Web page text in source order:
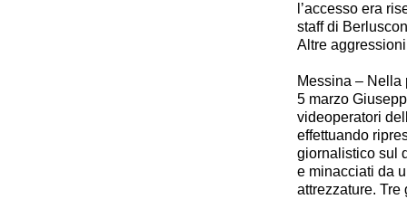
l’accesso era
staff di
Altre aggressioni
Messina –
5 marzo
videoperatori
effettuando
giornalistico sul
e minacciati da
attrezzature.